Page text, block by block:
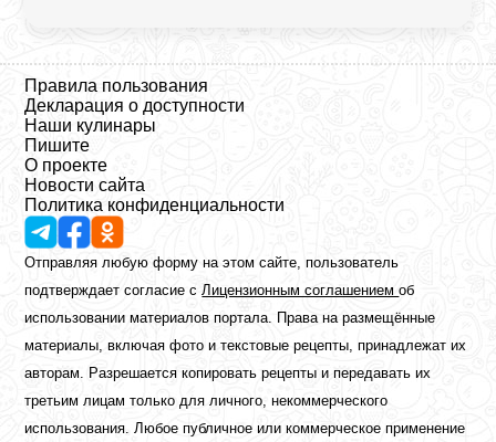
Правила пользования
Декларация о доступности
Наши кулинары
Пишите
О проекте
Новости сайта
Политика конфиденциальности
Отправляя любую форму на этом сайте, пользователь
подтверждает согласие сЛицензионным соглашениемоб
использовании материалов портала. Права на размещённые
материалы, включая фото и текстовые рецепты, принадлежат их
авторам. Разрешается копировать рецепты и передавать их
третьим лицам только для личного, некоммерческого
использования. Любое публичное или коммерческое применение